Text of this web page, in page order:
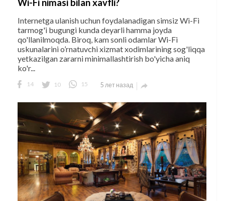
Wi-Fi nimasi bilan xavfli?
Internetga ulanish uchun foydalanadigan simsiz Wi-Fi
tarmog'i bugungi kunda deyarli hamma joyda
qo'llanilmoqda. Biroq, kam sonli odamlar Wi-Fi
uskunalarini o’rnatuvchi xizmat xodimlarining sog'liqqa
yetkazilgan zararni minimallashtirish bo'yicha aniq
ko'r...
14 10 15 5 лет назад 